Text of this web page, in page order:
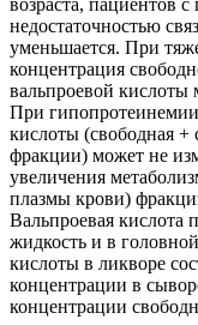
недостаточностью
уменьшается. При
концентрация
вальпроевой кислоты
При
кислоты (свободная +
фракции) может не
увеличения
плазмы крови)
Вальпроевая кислота
жидкость и в
кислоты в ликворе
концентрации в
концентрации